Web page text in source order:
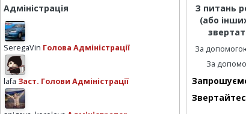
Адміністрація
SeregaVin Голова Адміністрації
lafa Заст. Голови Адміністрації
З питань
(або
За
За